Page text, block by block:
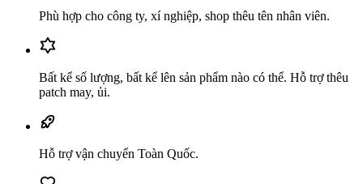
Phù hợp cho công ty, xí nghiệp, shop thêu tên nhân viên.
Bất kể số lượng, bất kể lên sản phẩm nào có thể. Hỗ trợ thêu
patch may, ủi.
Hỗ trợ vận chuyển Toàn Quốc.